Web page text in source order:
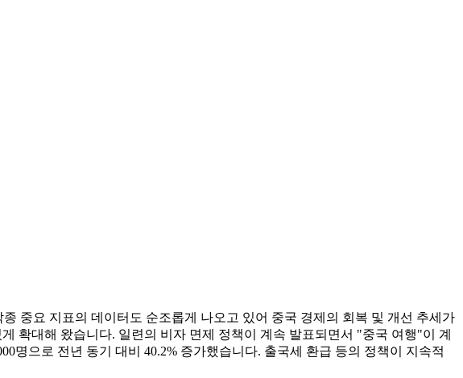
중요 지표의 데이터도 순조롭게 나오고 있어 중국 경제의 회복 및 개선 추세가
확대해 왔습니다. 일련의 비자 면제 정책이 계속 발표되면서 "중국 여행"이 계
명으로 전년 동기 대비 40.2% 증가했습니다. 출국세 환급 등의 정책이 지속적